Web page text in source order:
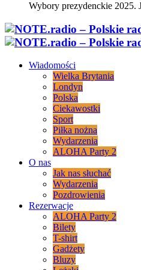
Wybory prezydenckie 2025.
Wiadomości
Wielka Brytania
Londyn
Polska
Ciekawostki
Sport
Piłka nożna
Wydarzenia
ALOHA Party 2
O nas
Jak nas słuchać
Wydarzenia
Pozdrowienia
Rezerwacje
ALOHA Party 2
Bilety
T-shirt
Gadżety
Bluzy